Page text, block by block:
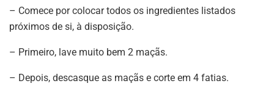
– Comece por colocar todos os ingredientes listados
próximos de si, à disposição.
– Primeiro, lave muito bem 2 maçãs.
– Depois, descasque as maçãs e corte em 4 fatias.